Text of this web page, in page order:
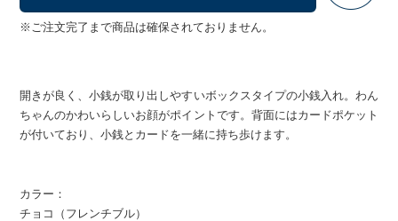
※ご注文完了まで商品は確保されておりません。
開きが良く、小銭が取り出しやすいボックスタイプの小銭入れ。わん
ちゃんのかわいらしいお顔がポイントです。背面にはカードポケット
が付いており、小銭とカードを一緒に持ち歩けます。
カラー：
チョコ（フレンチブル）